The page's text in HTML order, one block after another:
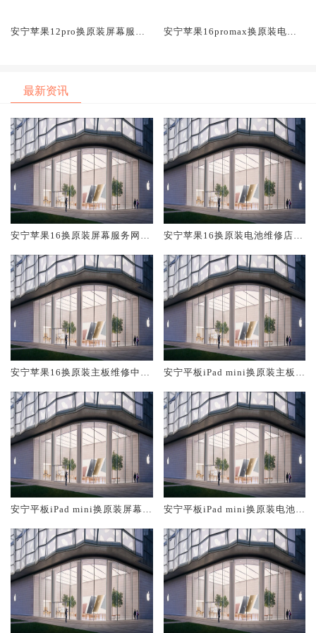
安宁苹果12pro换原装屏幕服务
安宁苹果16promax换原装电池
最新资讯
安宁苹果16换原装屏幕服务网点
安宁苹果16换原装电池维修店大
安宁苹果16换原装主板维修中心
安宁平板iPad mini换原装主板维
安宁平板iPad mini换原装屏幕服
安宁平板iPad mini换原装电池维